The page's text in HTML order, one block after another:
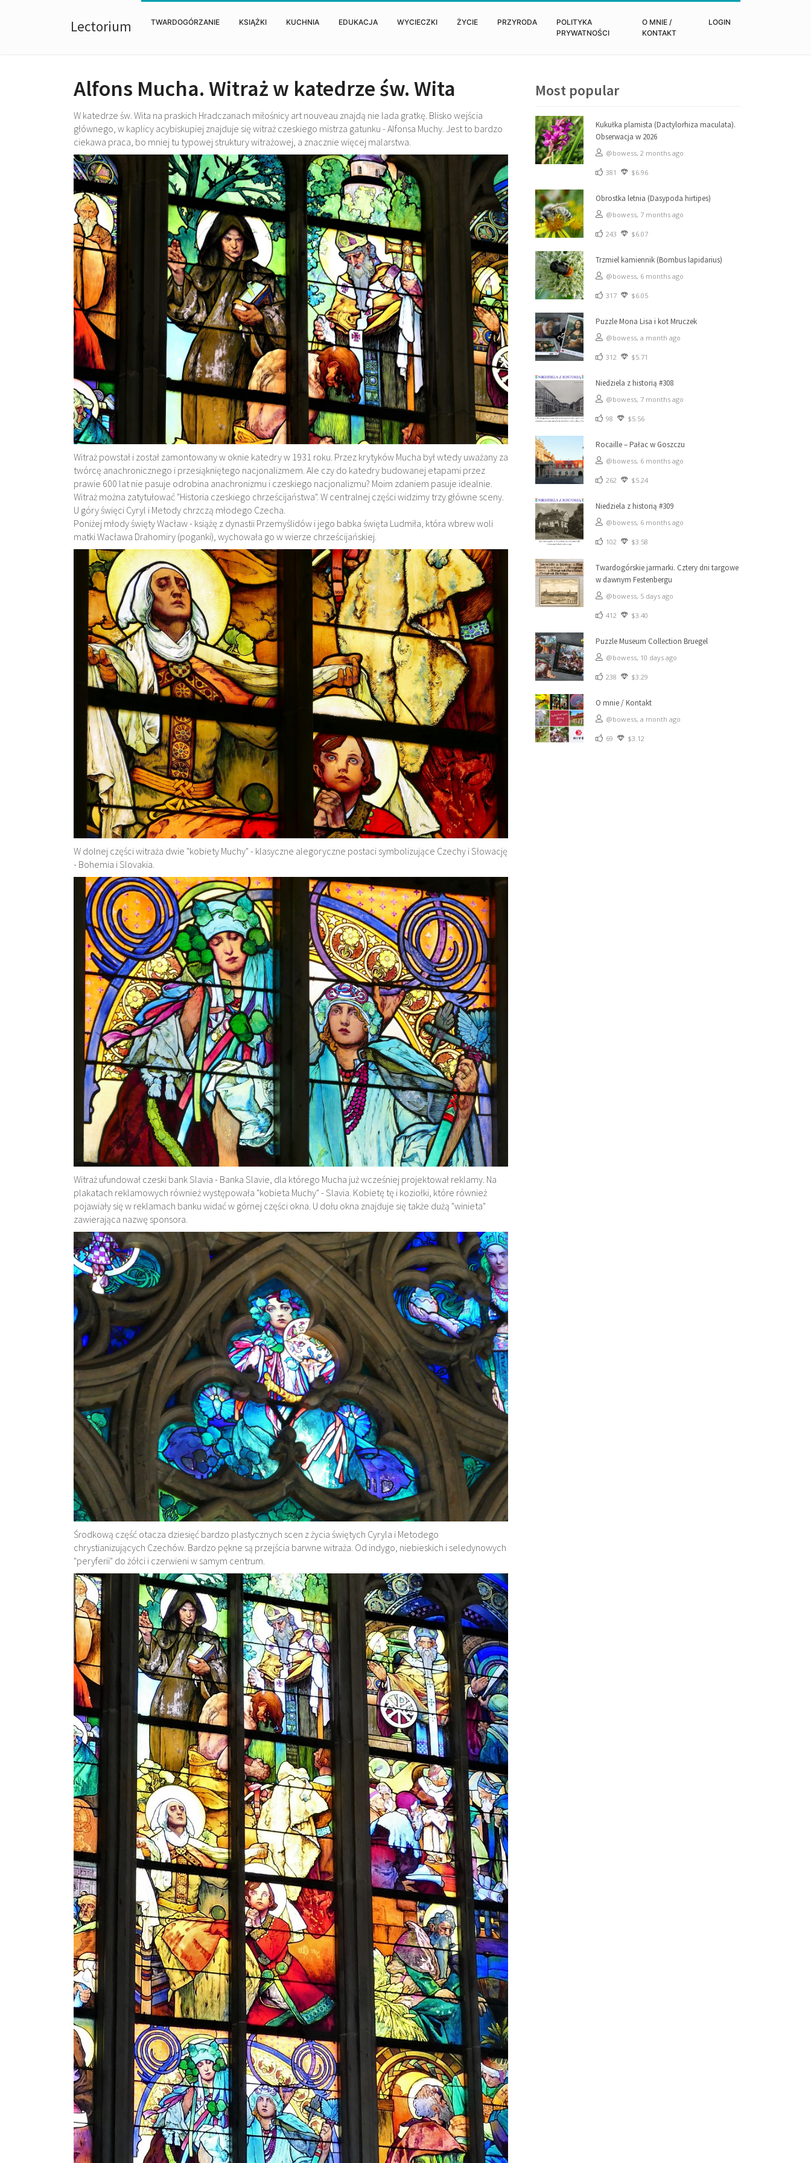
Lectorium TWARDOGÓRZANIE KSIĄŻKI KUCHNIA EDUKACJA WYCIECZKI ŻYCIE PRZYRODA
POLITYKA
PRYWATNOŚCI
O MNIE /
KONTAKT
LOGIN
Alfons Mucha. Witraż w katedrze św. Wita
W katedrze św. Wita na praskich Hradczanach miłośnicy art nouveau znajdą nie lada gratkę. Blisko wejścia
głównego, w kaplicy acybiskupiej znajduje się witraż czeskiego mistrza gatunku - Alfonsa Muchy. Jest to bardzo
ciekawa praca, bo mniej tu typowej struktury witrażowej, a znacznie więcej malarstwa.
Witraż powstał i został zamontowany w oknie katedry w 1931 roku. Przez krytyków Mucha był wtedy uważany za
twórcę anachronicznego i przesiąkniętego nacjonalizmem. Ale czy do katedry budowanej etapami przez
prawie 600 lat nie pasuje odrobina anachronizmu i czeskiego nacjonalizmu? Moim zdaniem pasuje idealnie.
Witraż można zatytułować "Historia czeskiego chrześcijaństwa". W centralnej części widzimy trzy główne sceny.
U góry święci Cyryl i Metody chrzczą młodego Czecha.
Poniżej młody święty Wacław - książę z dynastii Przemyślidów i jego babka święta Ludmiła, która wbrew woli
matki Wacława Drahomiry (poganki), wychowała go w wierze chrześcijańskiej.
W dolnej części witraża dwie "kobiety Muchy" - klasyczne alegoryczne postaci symbolizujące Czechy i Słowację
- Bohemia i Slovakia.
Witraż ufundował czeski bank Slavia - Banka Slavie, dla którego Mucha już wcześniej projektował reklamy. Na
plakatach reklamowych również występowała "kobieta Muchy" - Slavia. Kobietę tę i koziołki, które również
pojawiały się w reklamach banku widać w górnej części okna. U dołu okna znajduje się także dużą "winieta"
zawierająca nazwę sponsora.
Środkową część otacza dziesięć bardzo plastycznych scen z życia świętych Cyryla i Metodego
chrystianizujących Czechów. Bardzo pękne są przejścia barwne witraża. Od indygo, niebieskich i seledynowych
"peryferii" do żółci i czerwieni w samym centrum.
Most popular
Kukułka plamista (Dactylorhiza maculata).
Obserwacja w 2026
@bowess, 2 months ago
381 $6.96
Obrostka letnia (Dasypoda hirtipes)
@bowess, 7 months ago
243 $6.07
Trzmiel kamiennik (Bombus lapidarius)
@bowess, 6 months ago
317 $6.05
Puzzle Mona Lisa i kot Mruczek
@bowess, a month ago
312 $5.71
Niedziela z historią #308
@bowess, 7 months ago
98 $5.56
Rocaille – Pałac w Goszczu
@bowess, 6 months ago
262 $5.24
Niedziela z historią #309
@bowess, 6 months ago
102 $3.58
Twardogórskie jarmarki. Cztery dni targowe
w dawnym Festenbergu
@bowess, 5 days ago
412 $3.40
Puzzle Museum Collection Bruegel
@bowess, 10 days ago
238 $3.29
O mnie / Kontakt
@bowess, a month ago
69 $3.12